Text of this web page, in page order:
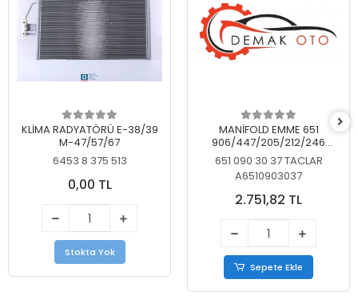
KLİMA RADYATÖRÜ E-38/39
M-47/57/67
6453 8 375 513
0,00 TL
Stokta Yok
MANİFOLD EMME 651
906/447/205/212/246
KELEBEKSİZ
651 090 30 37 TACLAR
A6510903037
2.751,82 TL
Sepete Ekle